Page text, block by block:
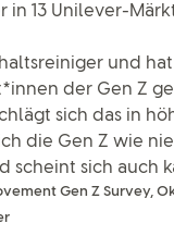
13 Unilever-
und
der Gen Z
sich das in
die Gen Z wie
sich auch
Gen Z Survey,